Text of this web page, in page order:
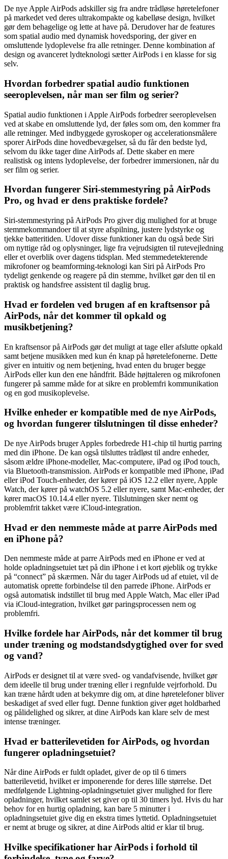
De nye Apple AirPods adskiller sig fra andre trådløse høretelefoner
på markedet ved deres ultrakompakte og kabelløse design, hvilket
gør dem behagelige og lette at have på. Derudover har de features
som spatial audio med dynamisk hovedsporing, der giver en
omsluttende lydoplevelse fra alle retninger. Denne kombination af
design og avanceret lydteknologi sætter AirPods i en klasse for sig
selv.
Hvordan forbedrer spatial audio funktionen
seeroplevelsen, når man ser film og serier?
Spatial audio funktionen i Apple AirPods forbedrer seeroplevelsen
ved at skabe en omsluttende lyd, der føles som om, den kommer fra
alle retninger. Med indbyggede gyroskoper og accelerationsmålere
sporer AirPods dine hovedbevægelser, så du får den bedste lyd,
selvom du ikke tager dine AirPods af. Dette skaber en mere
realistisk og intens lydoplevelse, der forbedrer immersionen, når du
ser film og serier.
Hvordan fungerer Siri-stemmestyring på AirPods
Pro, og hvad er dens praktiske fordele?
Siri-stemmestyring på AirPods Pro giver dig mulighed for at bruge
stemmekommandoer til at styre afspilning, justere lydstyrke og
tjekke batteritiden. Udover disse funktioner kan du også bede Siri
om nyttige råd og oplysninger, lige fra vejrudsigten til rutevejledning
eller et overblik over dagens tidsplan. Med stemmedetekterende
mikrofoner og beamforming-teknologi kan Siri på AirPods Pro
tydeligt genkende og reagere på din stemme, hvilket gør den til en
praktisk og handsfree assistent til daglig brug.
Hvad er fordelen ved brugen af en kraftsensor på
AirPods, når det kommer til opkald og
musikbetjening?
En kraftsensor på AirPods gør det muligt at tage eller afslutte opkald
samt betjene musikken med kun én knap på høretelefonerne. Dette
giver en intuitiv og nem betjening, hvad enten du bruger begge
AirPods eller kun den ene håndfrit. Både højttaleren og mikrofonen
fungerer på samme måde for at sikre en problemfri kommunikation
og en god musikoplevelse.
Hvilke enheder er kompatible med de nye AirPods,
og hvordan fungerer tilslutningen til disse enheder?
De nye AirPods bruger Apples forbedrede H1-chip til hurtig parring
med din iPhone. De kan også tilsluttes trådløst til andre enheder,
såsom ældre iPhone-modeller, Mac-computere, iPad og iPod touch,
via Bluetooth-transmission. AirPods er kompatible med iPhone, iPad
eller iPod Touch-enheder, der kører på iOS 12.2 eller nyere, Apple
Watch, der kører på watchOS 5.2 eller nyere, samt Mac-enheder, der
kører macOS 10.14.4 eller nyere. Tilslutningen sker nemt og
problemfrit takket være iCloud-integration.
Hvad er den nemmeste måde at parre AirPods med
en iPhone på?
Den nemmeste måde at parre AirPods med en iPhone er ved at
holde opladningsetuiet tæt på din iPhone i et kort øjeblik og trykke
på “connect” på skærmen. Når du tager AirPods ud af etuiet, vil de
automatisk oprette forbindelse til den parrede iPhone. AirPods er
også automatisk indstillet til brug med Apple Watch, Mac eller iPad
via iCloud-integration, hvilket gør paringsprocessen nem og
problemfri.
Hvilke fordele har AirPods, når det kommer til brug
under træning og modstandsdygtighed over for sved
og vand?
AirPods er designet til at være sved- og vandafvisende, hvilket gør
dem ideelle til brug under træning eller i regnfulde vejrforhold. Du
kan træne hårdt uden at bekymre dig om, at dine høretelefoner bliver
beskadiget af sved eller fugt. Denne funktion giver øget holdbarhed
og pålidelighed og sikrer, at dine AirPods kan klare selv de mest
intense træninger.
Hvad er batterilevetiden for AirPods, og hvordan
fungerer opladningsetuiet?
Når dine AirPods er fuldt opladet, giver de op til 6 timers
batterilevetid, hvilket er imponerende for deres lille størrelse. Det
medfølgende Lightning-opladningsetuiet giver mulighed for flere
opladninger, hvilket samlet set giver op til 30 timers lyd. Hvis du har
behov for en hurtig opladning, kan bare 5 minutter i
opladningsetuiet give dig en ekstra times lyttetid. Opladningsetuiet
er nemt at bruge og sikrer, at dine AirPods altid er klar til brug.
Hvilke specifikationer har AirPods i forhold til